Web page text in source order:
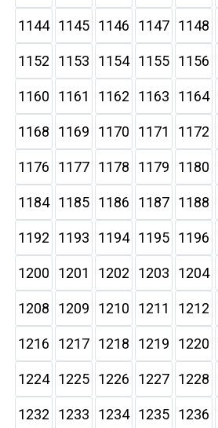
1144 1145 1146 1147 1148
1152 1153 1154 1155 1156
1160 1161 1162 1163 1164
1168 1169 1170 1171 1172
1176 1177 1178 1179 1180
1184 1185 1186 1187 1188
1192 1193 1194 1195 1196
1200 1201 1202 1203 1204
1208 1209 1210 1211 1212
1216 1217 1218 1219 1220
1224 1225 1226 1227 1228
1232 1233 1234 1235 1236